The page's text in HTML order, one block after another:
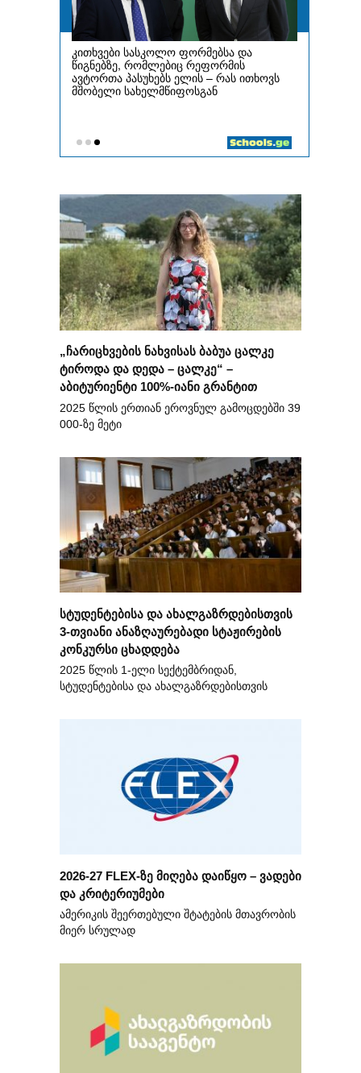
„ჩარიცხვების ნახვისას ბაბუა ცალკე
ტიროდა და დედა – ცალკე“ –
აბიტურიენტი 100%-იანი გრანტით
2025 წლის ერთიან ეროვნულ გამოცდებში 39
000-ზე მეტი
სტუდენტებისა და ახალგაზრდებისთვის
3-თვიანი ანაზღაურებადი სტაჟირების
კონკურსი ცხადდება
2025 წლის 1-ელი სექტემბრიდან,
სტუდენტებისა და ახალგაზრდებისთვის
2026-27 FLEX-ზე მიღება დაიწყო – ვადები
და კრიტერიუმები
ამერიკის შეერთებული შტატების მთავრობის
მიერ სრულად